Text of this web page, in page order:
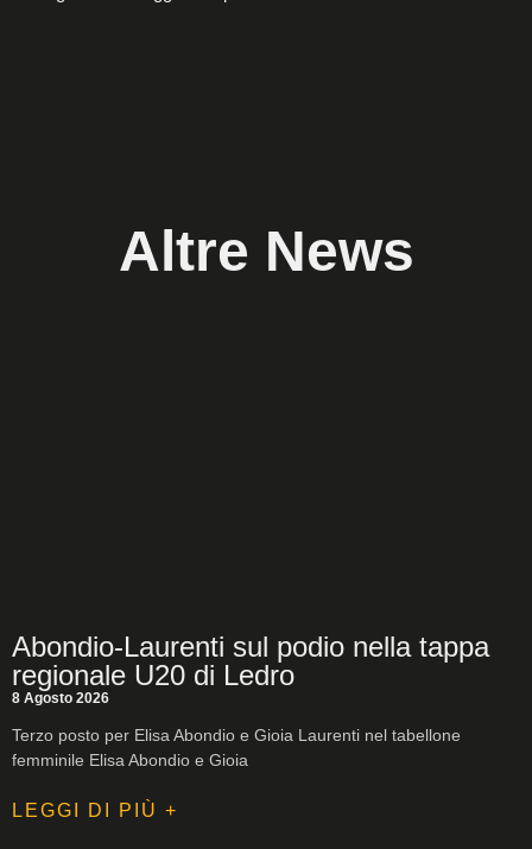
Altre News
Abondio-Laurenti sul podio nella tappa
regionale U20 di Ledro
8 Agosto 2026
Terzo posto per Elisa Abondio e Gioia Laurenti nel tabellone
femminile Elisa Abondio e Gioia
LEGGI DI PIÙ +